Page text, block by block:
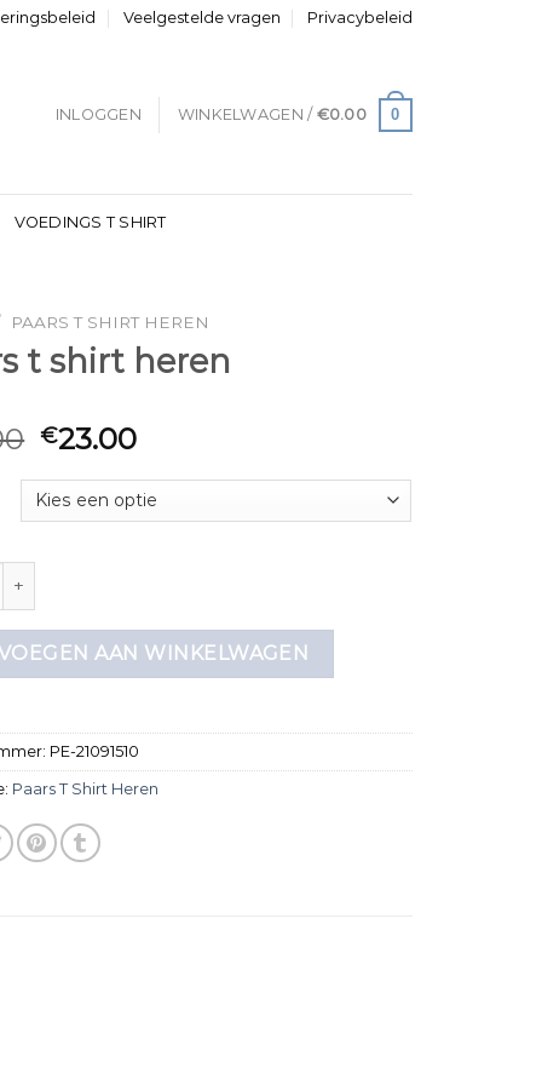
Veelgestelde vragen Privacybeleid
INLOGGEN WINKELWAGEN / €0.00 0
VOEDINGS T SHIRT
PAARS T SHIRT HEREN
t shirt heren
€23.00
heren aantal
AAN WINKELWAGEN
PE-21091510
Paars T Shirt Heren